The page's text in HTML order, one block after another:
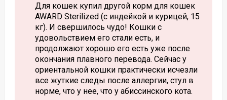
Для кошек купил другой корм для кошек
AWARD Sterilized (с индейкой и курицей, 15
кг). И свершилось чудо! Кошки с
удовольствием его стали есть, и
продолжают хорошо его есть уже после
окончания плавного перевода. Сейчас у
ориентальной кошки практически исчезли
все жуткие следы после аллергии, стул в
норме, что у нее, что у абиссинского кота.